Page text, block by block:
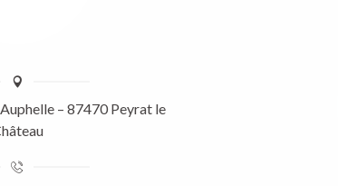
– 87470 Peyrat le